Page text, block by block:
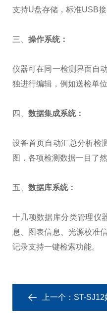
支持U盘存储，标准USB
三、 操作系统：
仪器可在同一检测界面自
独进行编辑，例如送检单
四、 数据集成系统：
设备首页自动汇总分析检
图，各项检测数据一目了
五、 数据库系统：
十几项数据库分类管理仪
息、图表信息、光源校准
记录支持一键检索功能。
上一个： ST-SJ12